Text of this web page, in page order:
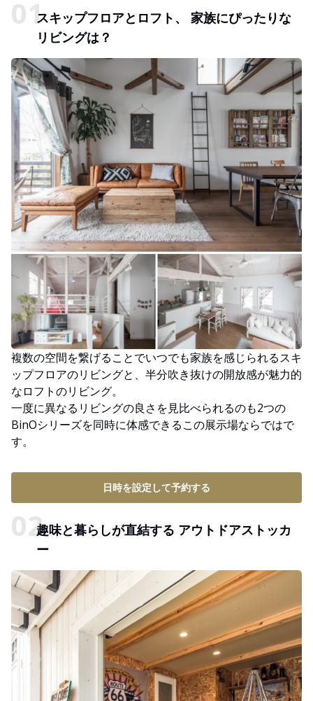
スキップフロアとロフト、 家族にぴったりな
リビングは？
複数の空間を繋げることでいつでも家族を感じられるスキ
ップフロアのリビングと、半分吹き抜けの開放感が魅力的
なロフトのリビング。
一度に異なるリビングの良さを見比べられるのも2つの
BinOシリーズを同時に体感できるこの展示場ならではで
す。
日時を設定して予約する
趣味と暮らしが直結する アウトドアストッカ
ー